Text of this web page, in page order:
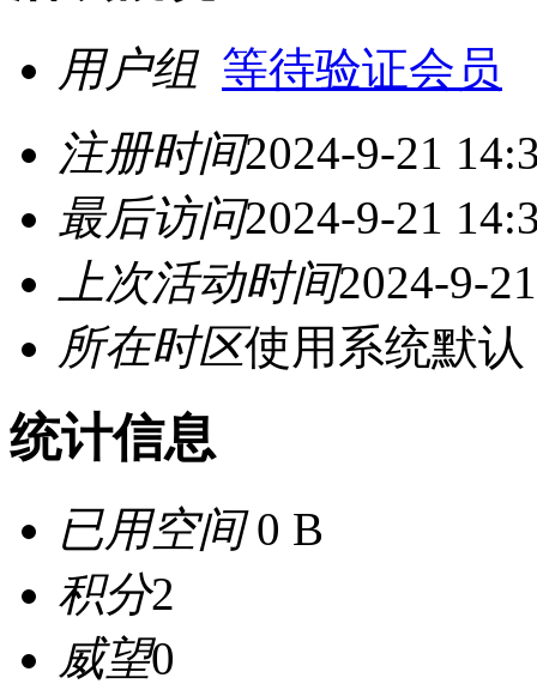
用户组 等待验证会员
注册时间2024-9-21
最后访问2024-9-21
上次活动时间2024-9-
所在时区使用系统默认
统计信息
已用空间0 B
积分2
威望0